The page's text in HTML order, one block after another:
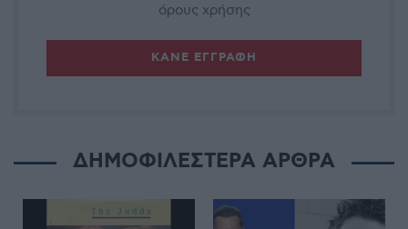
όρους χρήσης
ΔΗΜΟΦΙΛΕΣΤΕΡΑ ΑΡΘΡΑ